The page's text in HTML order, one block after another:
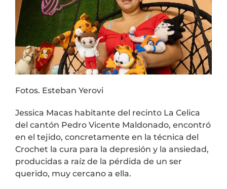
Fotos. Esteban Yerovi
Jessica Macas habitante del recinto La Celica
del cantón Pedro Vicente Maldonado, encontró
en el tejido, concretamente en la técnica del
Crochet la cura para la depresión y la ansiedad,
producidas a raíz de la pérdida de un ser
querido, muy cercano a ella.